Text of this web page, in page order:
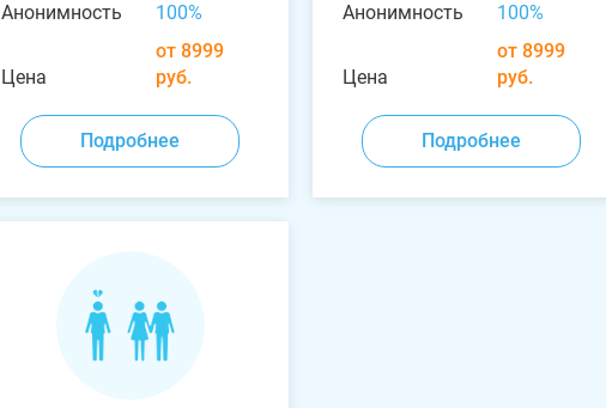
Анонимность
100%
Цена
от 8999
руб.
Подробнее
Анонимность
100%
Цена
от 8999
руб.
Подробнее